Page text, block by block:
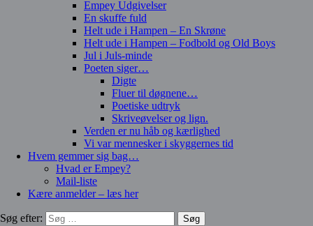
Empey Udgivelser
En skuffe fuld
Helt ude i Hampen – En Skrøne
Helt ude i Hampen – Fodbold og Old Boys
Jul i Juls-minde
Poeten siger…
Digte
Fluer til døgnene…
Poetiske udtryk
Skriveøvelser og lign.
Verden er nu håb og kærlighed
Vi var mennesker i skyggernes tid
Hvem gemmer sig bag…
Hvad er Empey?
Mail-liste
Kære anmelder – læs her
Søg efter: